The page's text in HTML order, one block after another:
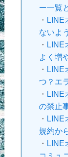
ー一覧
・ LINE
ないよ
・ LINE
よく増
・ LINE
つ？エ
・ LINE
の禁止
・ LINE
規約か
・ LINE